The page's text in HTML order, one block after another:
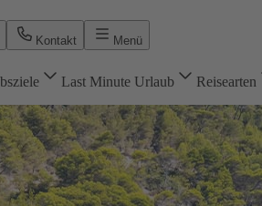
Kontakt Menü
Last Minute Urlaub Reisearten